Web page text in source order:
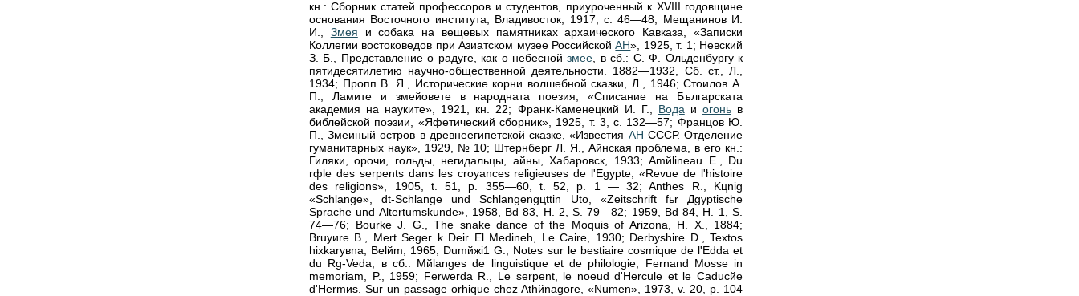
кн.: Сборник статей профессоров и студентов, приуроченный к XVIII годовщине
основания Восточного института, Владивосток, 1917, с. 46—48; Мещанинов И.
И., Змея и собака на вещевых памятниках архаического Кавказа, «Записки
Коллегии востоковедов при Азиатском музее РоссийскойАН», 1925, т. 1; Heвский
З. Б., Представление о радуге, как о небеснойзмее , в сб.: С. Ф. Ольденбургу к
пятидесятилетию научно-общественной деятельности. 1882—1932, Сб. ст., Л.,
1934; Пропп В. Я., Исторические корни волшебной сказки, Л., 1946; Стоилов А.
П., Ламите и змейовете в народната поезия, «Списание на Българската
академия на науките», 1921, кн. 22; Франк-Каменецкий И. Г., Вода и огоньв
библейской поэзии, «Яфетический сборник», 1925, т. 3, с. 132—57; Францов Ю.
П., Змеиный остров в древнеегипетской сказке, «Известия АН СССР. Отделение
гуманитарных наук», 1929, № 10; Штернберг Л. Я., Айнская проблема, в его кн.:
Гиляки, орочи, гольды, негидальцы, айны, Хабаровск, 1933; Amйlineau E., Du
rфle des serpents dans les croyances religieuses de l'Egypte, «Revue de l'histoire
des religions», 1905, t. 51, p. 355—60, t. 52, p. 1 — 32; Anthes R., Kцnig
«Schlange», dt-Schlange und Schlangengцttin Uto, «Zeitschrift fьr Дgyptische
Sprache und Altertumskunde», 1958, Bd 83, H. 2, S. 79—82; 1959, Bd 84, H. 1, S.
74—76; Воurke J. G., The snake dance of the Moquis of Arizona, Н. Х., 1884;
Bruyиre В., Mert Seger k Deir El Medineh, Le Caire, 1930; Derbyshire D., Textos
hixkaryвna, Belйm, 1965; Dumйжi1 G., Notes sur le bestiaire cosmique de l'Edda et
du Rg-Veda, в сб.: Mйlanges de linguistique et de philologie, Fernand Mosse in
memoriam, P., 1959; Ferwerda R., Le serpent, le noeud d'Hercule et le Caducйe
d'Hermиs. Sur un passage orhique chez Athйnagore, «Numen», 1973, v. 20, p. 104